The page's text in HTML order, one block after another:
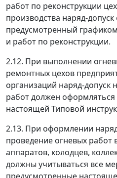
работ по реконструкции
производства наряд-
предусмотренный
и работ по реконструкции.
2.12. При выполнении
ремонтных цехов
организаций наряд-допуск
работ должен оформляться
настоящей Типовой
2.13. При оформлении
проведение огневых работ
аппаратов, колодцев,
должны учитываться все